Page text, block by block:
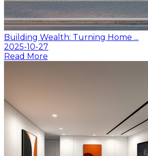
Building Wealth: Turning Home ...
2025-10-27
Read More